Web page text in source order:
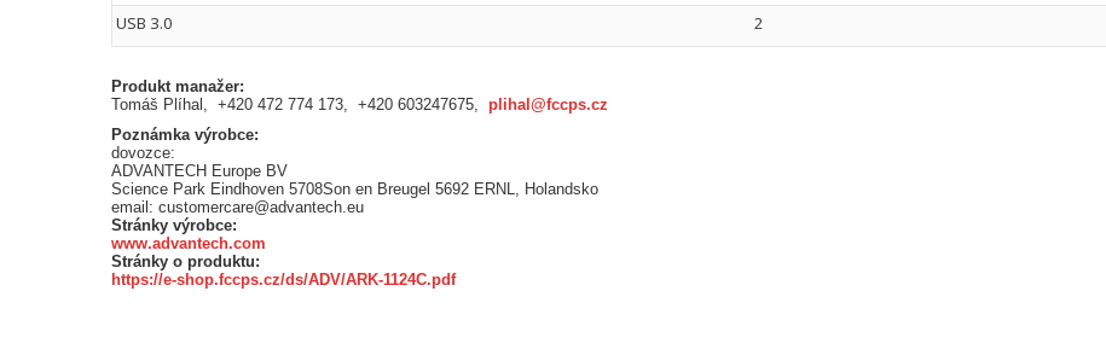
USB 3.0
2
Produkt manažer:
Tomáš Plíhal, +420 472 774 173, +420 603247675, plihal@fccps.cz
Poznámka výrobce:
dovozce:
ADVANTECH Europe BV
Science Park Eindhoven 5708Son en Breugel 5692 ERNL, Holandsko
email: customercare@advantech.eu
Stránky výrobce:
www.advantech.com
Stránky o produktu:
https://e-shop.fccps.cz/ds/ADV/ARK-1124C.pdf